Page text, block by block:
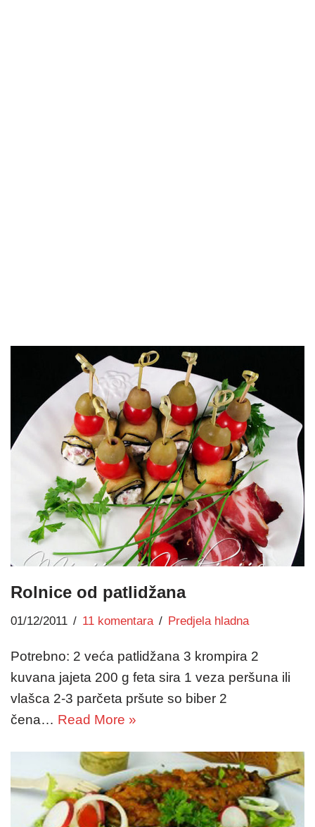
Rolnice od patlidžana
01/12/2011 11 komentara Predjela hladna
Potrebno: 2 veća patlidžana 3 krompira 2
kuvana jajeta 200 g feta sira 1 veza peršuna ili
vlašca 2-3 parčeta pršute so biber 2
čena… Read More »